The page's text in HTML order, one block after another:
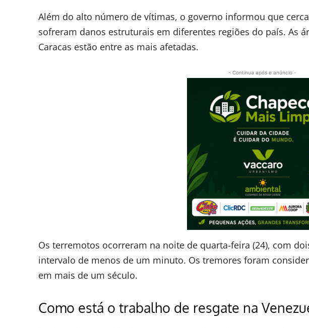
Além do alto número de vítimas, o governo informou que
sofreram danos estruturais em diferentes regiões do país. As
Caracas estão entre as mais afetadas.
- Continua após o anúncio -
Os terremotos ocorreram na noite de quarta-feira (24), com
intervalo de menos de um minuto. Os tremores foram
em mais de um século.
Como está o trabalho de resgate na